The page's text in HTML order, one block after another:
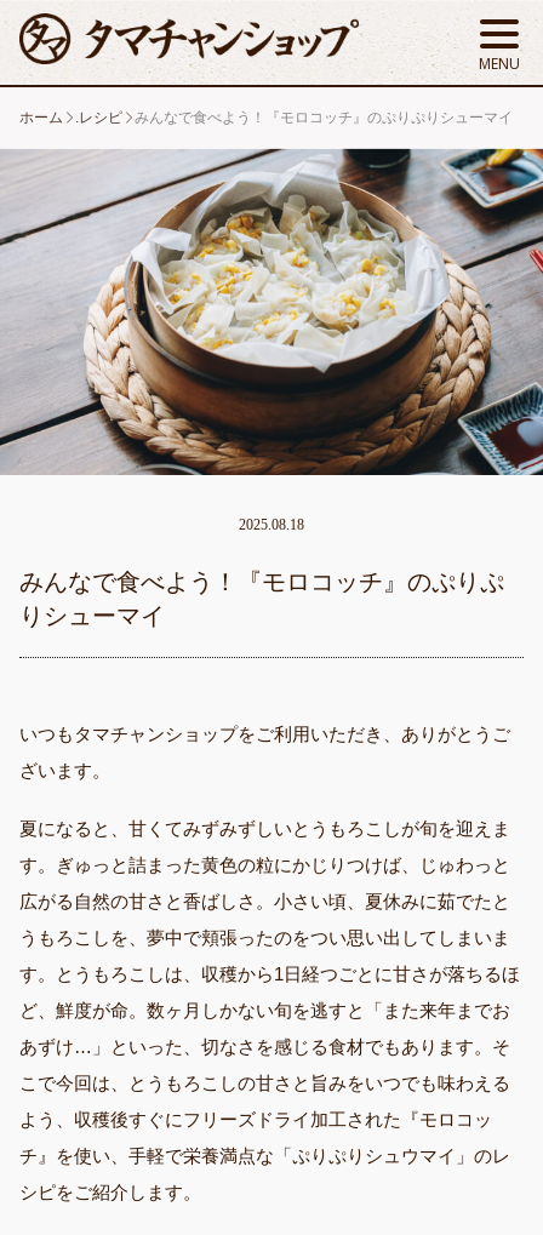
ホーム .レシピ みんなで食べよう！『モロコッチ』のぷりぷりシューマイ
2025.08.18
みんなで食べよう！『モロコッチ』のぷりぷ
りシューマイ
いつもタマチャンショップをご利用いただき、ありがとうご
ざいます。
夏になると、甘くてみずみずしいとうもろこしが旬を迎えま
す。ぎゅっと詰まった黄色の粒にかじりつけば、じゅわっと
広がる自然の甘さと香ばしさ。小さい頃、夏休みに茹でたと
うもろこしを、夢中で頬張ったのをつい思い出してしまいま
す。とうもろこしは、収穫から1日経つごとに甘さが落ちるほ
ど、鮮度が命。数ヶ月しかない旬を逃すと「また来年までお
あずけ…」といった、切なさを感じる食材でもあります。そ
こで今回は、とうもろこしの甘さと旨みをいつでも味わえる
よう、収穫後すぐにフリーズドライ加工された『モロコッ
チ』を使い、手軽で栄養満点な「ぷりぷりシュウマイ」のレ
シピをご紹介します。